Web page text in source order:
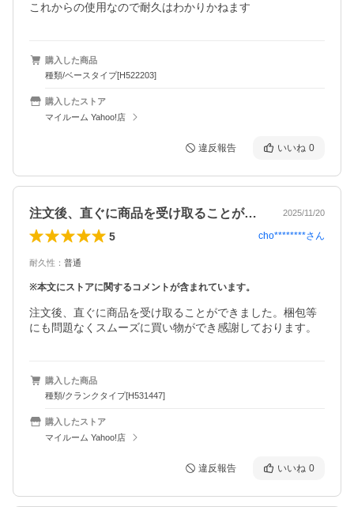
これからの使用なので耐久はわかりかねます
購入した商品
種類/ベースタイプ[H522203]
購入したストア
マイルーム Yahoo!店
違反報告 いいね 0
注文後、直ぐに商品を受け取ることができ… 2025/11/20
5 cho********さん
耐久性 ： 普通
※本文にストアに関するコメントが含まれています。
注文後、直ぐに商品を受け取ることができました。梱包等
にも問題なくスムーズに買い物ができ感謝しております。
購入した商品
種類/クランクタイプ[H531447]
購入したストア
マイルーム Yahoo!店
違反報告 いいね 0